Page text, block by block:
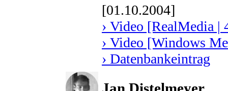
[01.10.2004]
› Video [RealMedia |
› Video [Windows
› Datenbankeintrag